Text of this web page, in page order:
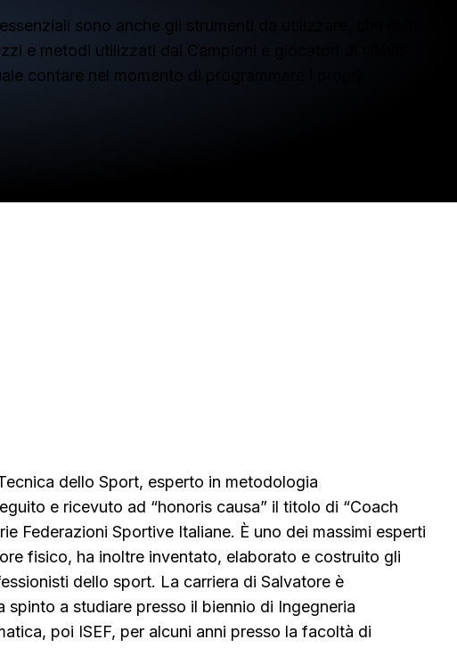
sono anche gli strumenti da utilizzare, che nella
e metodi utilizzati dai Campioni e giocatori di rilievo
contare nel momento di programmare i propri
dello Sport, esperto in metodologia
e ricevuto ad “honoris causa” il titolo di “Coach
Federazioni Sportive Italiane. È uno dei massimi esperti
fisico, ha inoltre inventato, elaborato e costruito gli
dello sport. La carriera di Salvatore è
a studiare presso il biennio di Ingegneria
poi ISEF, per alcuni anni presso la facoltà di